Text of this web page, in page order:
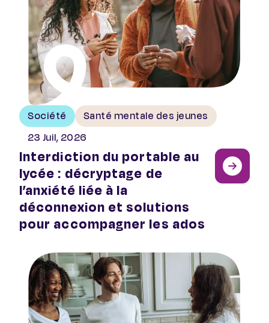
Société
Santé mentale des jeunes
23 Juil, 2026
Interdiction du portable au
lycée : décryptage de
l’anxiété liée à la
déconnexion et solutions
pour accompagner les ados
Rapport de l’OCDE : les PSSM, leviers d’avenir pour